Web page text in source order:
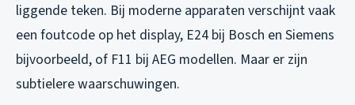
liggende teken. Bij moderne apparaten verschijnt vaak
een foutcode op het display, E24 bij Bosch en Siemens
bijvoorbeeld, of F11 bij AEG modellen. Maar er zijn
subtielere waarschuwingen.